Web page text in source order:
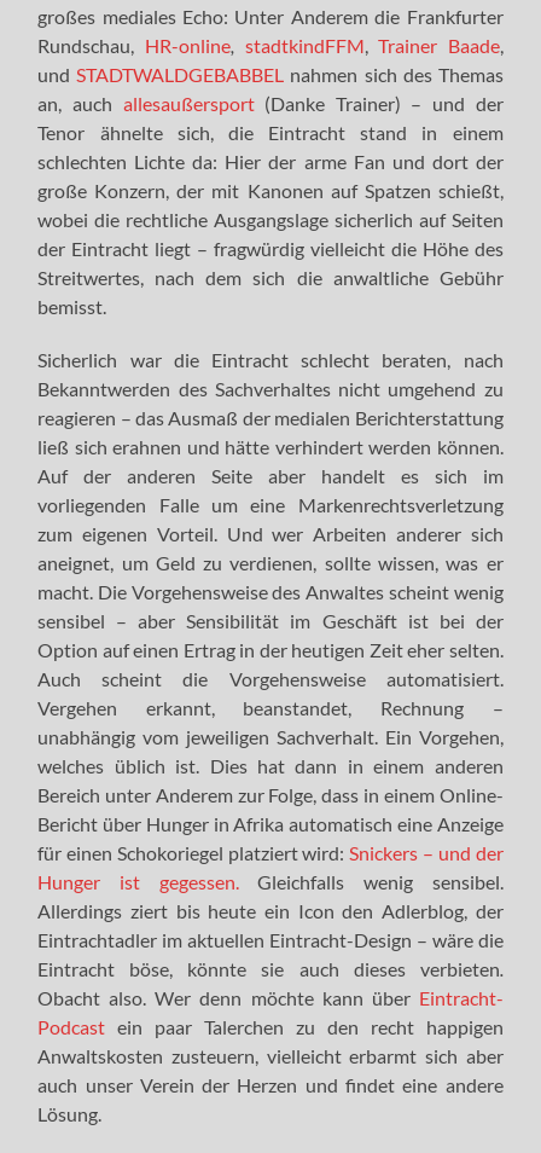
großes mediales Echo: Unter Anderem die Frankfurter
Rundschau, HR-online, stadtkindFFM ,Trainer Baade,
und STADTWALDGEBABBEL nahmen sich des Themas
an, auch allesaußersport (Danke Trainer) – und der
Tenor ähnelte sich, die Eintracht stand in einem
schlechten Lichte da: Hier der arme Fan und dort der
große Konzern, der mit Kanonen auf Spatzen schießt,
wobei die rechtliche Ausgangslage sicherlich auf Seiten
der Eintracht liegt – fragwürdig vielleicht die Höhe des
Streitwertes, nach dem sich die anwaltliche Gebühr
bemisst.
Sicherlich war die Eintracht schlecht beraten, nach
Bekanntwerden des Sachverhaltes nicht umgehend zu
reagieren – das Ausmaß der medialen Berichterstattung
ließ sich erahnen und hätte verhindert werden können.
Auf der anderen Seite aber handelt es sich im
vorliegenden Falle um eine Markenrechtsverletzung
zum eigenen Vorteil. Und wer Arbeiten anderer sich
aneignet, um Geld zu verdienen, sollte wissen, was er
macht. Die Vorgehensweise des Anwaltes scheint wenig
sensibel – aber Sensibilität im Geschäft ist bei der
Option auf einen Ertrag in der heutigen Zeit eher selten.
Auch scheint die Vorgehensweise automatisiert.
Vergehen erkannt, beanstandet, Rechnung –
unabhängig vom jeweiligen Sachverhalt. Ein Vorgehen,
welches üblich ist. Dies hat dann in einem anderen
Bereich unter Anderem zur Folge, dass in einem Online-
Bericht über Hunger in Afrika automatisch eine Anzeige
für einen Schokoriegel platziert wird: Snickers – und der
Hunger ist gegessen.
Gleichfalls wenig sensibel.
Allerdings ziert bis heute ein Icon den Adlerblog, der
Eintrachtadler im aktuellen Eintracht-Design – wäre die
Eintracht böse, könnte sie auch dieses verbieten
Obacht also. Wer denn möchte kann überEintracht-
Podcast ein paar Talerchen zu den recht happigen
Anwaltskosten zusteuern, vielleicht erbarmt sich aber
auch unser Verein der Herzen und findet eine andere
Lösung.